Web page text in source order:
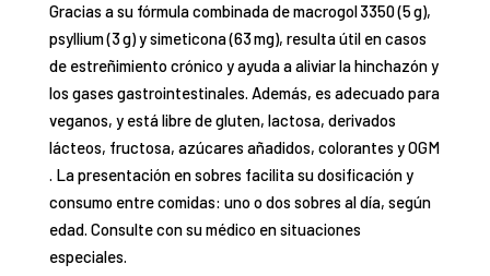
Gracias a su fórmula combinada de macrogol 3350 (5 g),
psyllium (3 g) y simeticona (63 mg), resulta útil en casos
de estreñimiento crónico y ayuda a aliviar la hinchazón y
los gases gastrointestinales. Además, es adecuado para
veganos, y está libre de gluten, lactosa, derivados
lácteos, fructosa, azúcares añadidos, colorantes y OGM
. La presentación en sobres facilita su dosificación y
consumo entre comidas: uno o dos sobres al día, según
edad. Consulte con su médico en situaciones
especiales.